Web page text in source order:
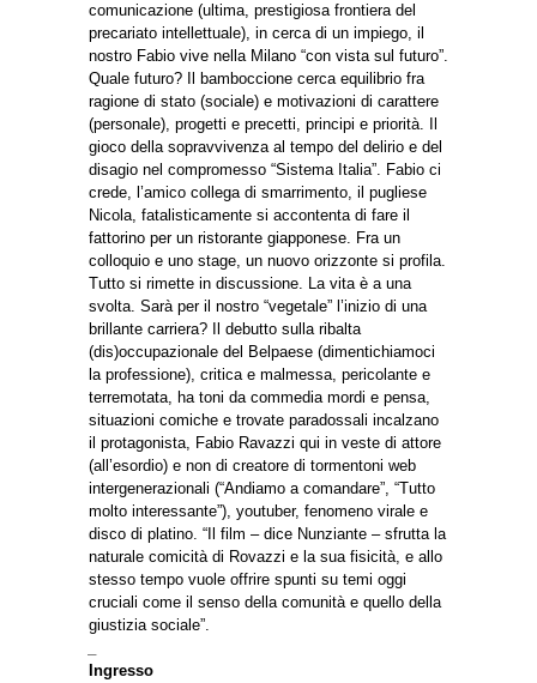
comunicazione (ultima, prestigiosa frontiera del
precariato intellettuale), in cerca di un impiego, il
nostro Fabio vive nella Milano “con vista sul futuro”.
Quale futuro? Il bamboccione cerca equilibrio fra
ragione di stato (sociale) e motivazioni di carattere
(personale), progetti e precetti, principi e priorità. Il
gioco della sopravvivenza al tempo del delirio e del
disagio nel compromesso “Sistema Italia”. Fabio ci
crede, l’amico collega di smarrimento, il pugliese
Nicola, fatalisticamente si accontenta di fare il
fattorino per un ristorante giapponese. Fra un
colloquio e uno stage, un nuovo orizzonte si profila.
Tutto si rimette in discussione. La vita è a una
svolta. Sarà per il nostro “vegetale” l’inizio di una
brillante carriera? Il debutto sulla ribalta
(dis)occupazionale del Belpaese (dimentichiamoci
la professione), critica e malmessa, pericolante e
terremotata, ha toni da commedia mordi e pensa,
situazioni comiche e trovate paradossali incalzano
il protagonista, Fabio Ravazzi qui in veste di attore
(all’esordio) e non di creatore di tormentoni web
intergenerazionali (“Andiamo a comandare”, “Tutto
molto interessante”), youtuber, fenomeno virale e
disco di platino. “Il film – dice Nunziante – sfrutta la
naturale comicità di Rovazzi e la sua fisicità, e allo
stesso tempo vuole offrire spunti su temi oggi
cruciali come il senso della comunità e quello della
giustizia sociale”.
Ingresso